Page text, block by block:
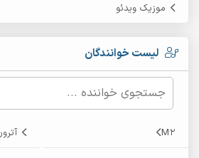
موزیک ویدئو
لیست خوانندگان
M2